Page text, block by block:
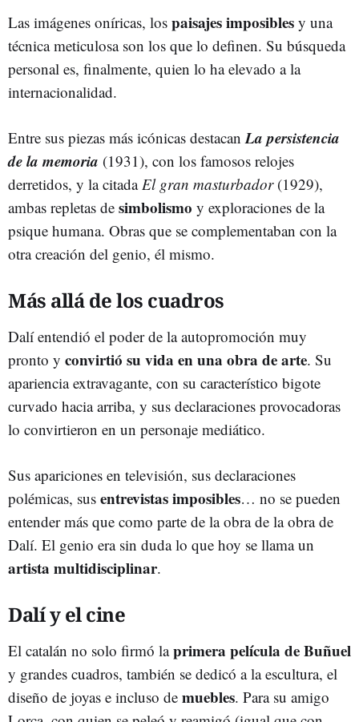
Las imágenes oníricas, los paisajes imposibles y una
técnica meticulosa son los que lo definen. Su búsqueda
personal es, finalmente, quien lo ha elevado a la
internacionalidad.
Entre sus piezas más icónicas destacan La persistencia
de la memoria (1931), con los famosos relojes
derretidos, y la citada El gran masturbador(1929),
ambas repletas de simbolismo y exploraciones de la
psique humana. Obras que se complementaban con la
otra creación del genio, él mismo.
Más allá de los cuadros
Dalí entendió el poder de la autopromoción muy
pronto y convirtió su vida en una obra de arte. Su
apariencia extravagante, con su característico bigote
curvado hacia arriba, y sus declaraciones provocadoras
lo convirtieron en un personaje mediático.
Sus apariciones en televisión, sus declaraciones
polémicas, sus entrevistas imposibles… no se pueden
entender más que como parte de la obra de la obra de
Dalí. El genio era sin duda lo que hoy se llama un
artista multidisciplinar.
Dalí y el cine
El catalán no solo firmó laprimera película de Buñuel
y grandes cuadros, también se dedicó a la escultura, el
diseño de joyas e incluso de muebles. Para su amigo